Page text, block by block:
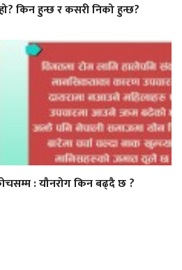
किन हुन्छ र कसरी निको हुन्छ?
: यौनरोग किन बढ्दै छ ?